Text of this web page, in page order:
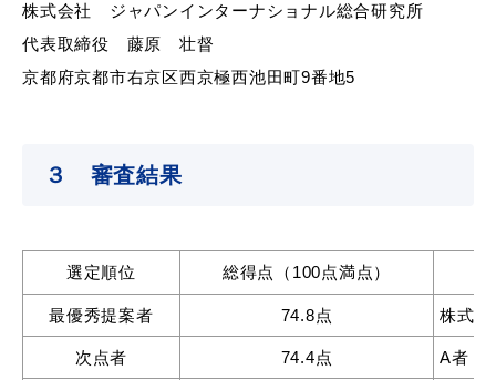
妊娠・出産
教育
引っ越し・住まい 就職・退職
株式会社 ジャパンインターナショナル総合研究所
代表取締役 藤原 壮督
京都府京都市右京区西京極西池田町9番地5
３ 審査結果
選定順位 総得点（100点満点）
最優秀提案者 74.8点 株式
次点者 74.4点 A者（